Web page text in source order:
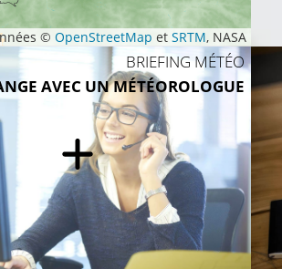
11°C
13°C
© OpenStreetMap et SRTM, NASA
BRIEFING MÉTÉO
AVEC UN MÉTÉOROLOGUE